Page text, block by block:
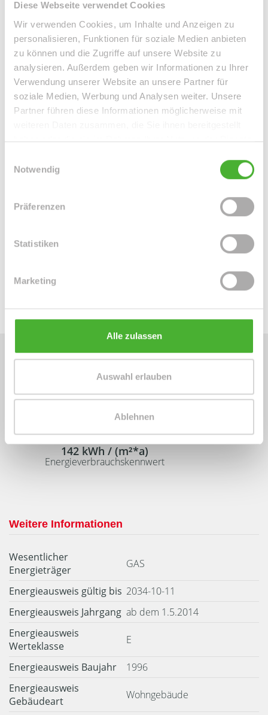
Diese Webseite verwendet Cookies
Wir verwenden Cookies, um Inhalte und Anzeigen zu
personalisieren, Funktionen für soziale Medien anbieten
zu können und die Zugriffe auf unsere Website zu
analysieren. Außerdem geben wir Informationen zu Ihrer
Verwendung unserer Website an unsere Partner für
soziale Medien, Werbung und Analysen weiter. Unsere
Partner führen diese Informationen möglicherweise mit
haben oder die sie im Rahmen Ihrer Nutzung der Dienste
Notwendig
Präferenzen
Statistiken
Marketing
Alle zulassen
Auswahl erlauben
Ablehnen
Frau Peggy Günther
Telefon: 004934298549070
info@le-apis-immobilien.de
Energieausweis (.pdf, 3 MB)
Energieausweis (Verbrauchsausweis)
142 kWh / (m²*a)
Energieverbrauchskennwert
Weitere Informationen
Wesentlicher
Energieträger
GAS
Energieausweis gültig bis 2034-10-11
Energieausweis Jahrgang ab dem 1.5.2014
Energieausweis
Werteklasse
E
Energieausweis Baujahr
1996
Energieausweis
Gebäudeart
Wohngebäude